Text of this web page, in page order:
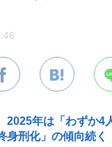
2025年は「わずか4
身刑化」の傾向続く